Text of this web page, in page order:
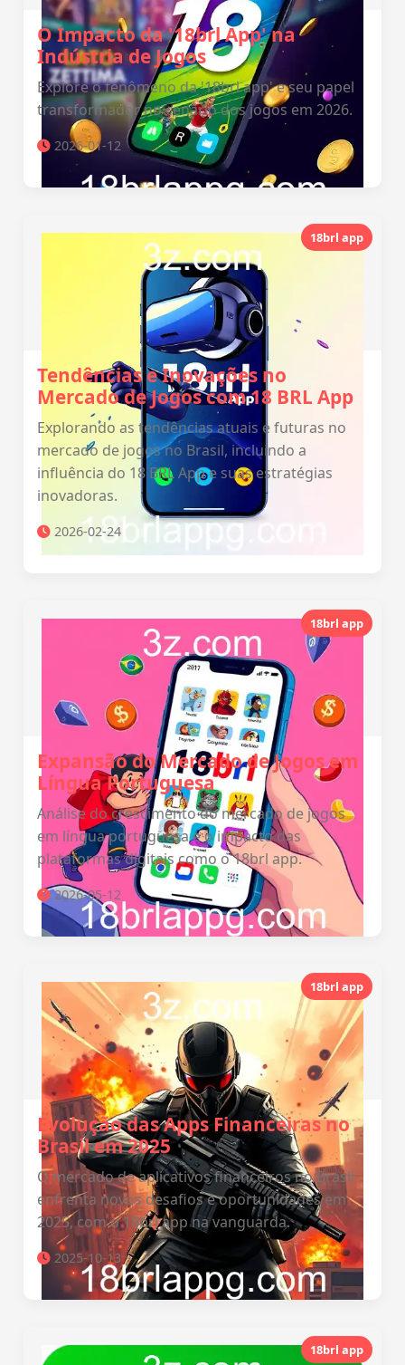
O Impacto da '18brl App' na
Indústria de Jogos
Explore o fenômeno da '18brl app' e seu papel
transformador no cenário dos jogos em 2026.
2026-01-12
18brl app
Tendências e Inovações no
Mercado de Jogos com 18 BRL App
Explorando as tendências atuais e futuras no
mercado de jogos no Brasil, incluindo a
influência do 18 BRL App e suas estratégias
inovadoras.
2026-02-24
18brl app
Expansão do Mercado de Jogos em
Língua Portuguesa
Análise do crescimento do mercado de jogos
em língua portuguesa e o impacto das
plataformas digitais como o 18brl app.
2026-05-12
18brl app
Evolução das Apps Financeiras no
Brasil em 2025
O mercado de aplicativos financeiros no Brasil
enfrenta novos desafios e oportunidades em
2025, com o 18brl app na vanguarda.
2025-10-13
18brl app